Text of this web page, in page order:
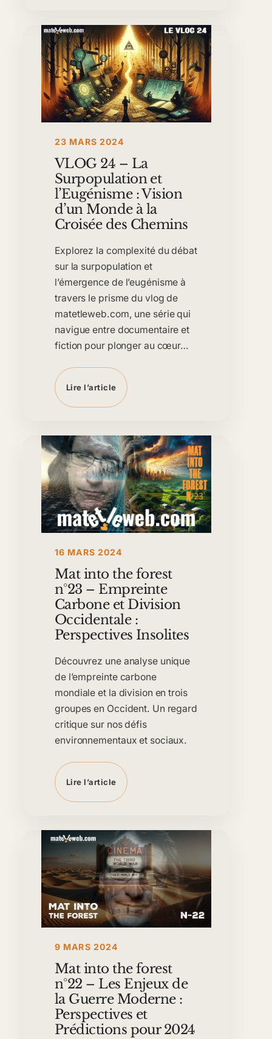
23 MARS 2024
VLOG 24 – La
Surpopulation et
l’Eugénisme : Vision
d’un Monde à la
Croisée des Chemins
Explorez la complexité du débat
sur la surpopulation et
l’émergence de l’eugénisme à
travers le prisme du vlog de
matetleweb.com, une série qui
navigue entre documentaire et
fiction pour plonger au cœur…
Lire l’article
16 MARS 2024
Mat into the forest
n°23 – Empreinte
Carbone et Division
Occidentale :
Perspectives Insolites
Découvrez une analyse unique
de l’empreinte carbone
mondiale et la division en trois
groupes en Occident. Un regard
critique sur nos défis
environnementaux et sociaux.
Lire l’article
9 MARS 2024
Mat into the forest
n°22 – Les Enjeux de
la Guerre Moderne :
Perspectives et
Prédictions pour 2024